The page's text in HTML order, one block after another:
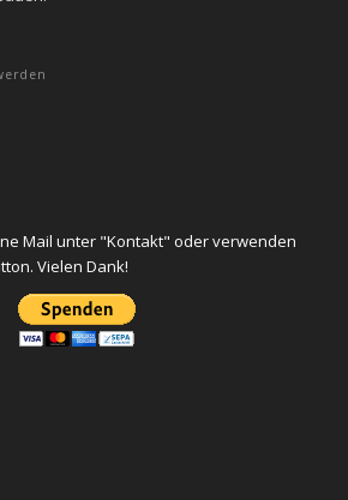
Mail unter "Kontakt" oder verwenden
Vielen Dank!